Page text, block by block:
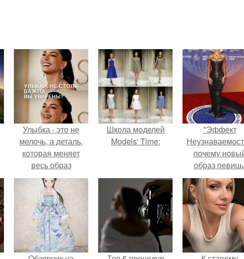
Улыбка - это не
мелочь, а деталь,
которая меняет
весь образ
человека.
Школа моделей
Models' Time:
"Эффект
почему
образ
вызвал
гранях
возможного?